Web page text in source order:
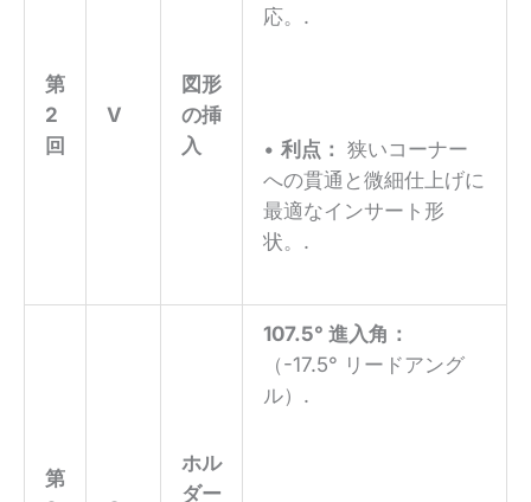
第
2
回
V
図形
の挿
入
応。.
• 利点： 狭いコーナー
への貫通と微細仕上げに
最適なインサート形
状。.
第
ホル
ダー
107.5° 進入角：
（-17.5° リードアング
ル）.